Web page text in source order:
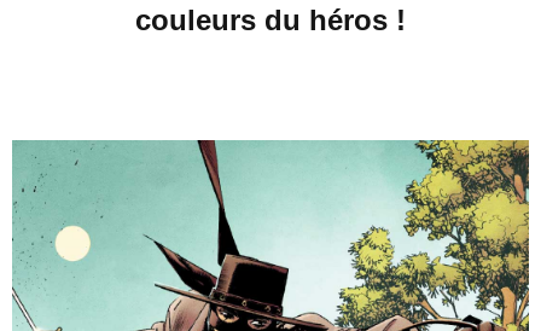
couleurs du héros !